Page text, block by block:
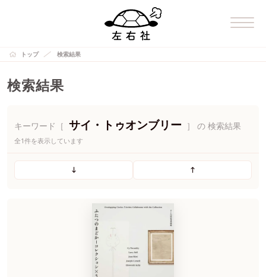
トップ 検索結果
検索結果
キーワード［ サイ・トゥオンブリー ］ の 検索結果
全1件を表示しています